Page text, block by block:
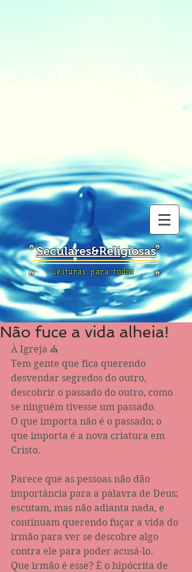
Seculares&Religiosas
Leituras para todos
Não fuce a vida alheia!
À Igreja ⛪
Tem gente que fica querendo
desvendar segredos do outro,
descobrir o passado do outro, como
se ninguém tivesse um passado.
O que importa não é o passado; o
que importa é a nova criatura em
Cristo.
Parece que as pessoas não dão
importância para a palavra de Deus;
escutam, mas não adianta nada, e
continuam querendo fuçar a vida do
irmão para ver se descobre algo
contra ele para poder acusá-lo.
Que irmão é esse? É o hipócrita de